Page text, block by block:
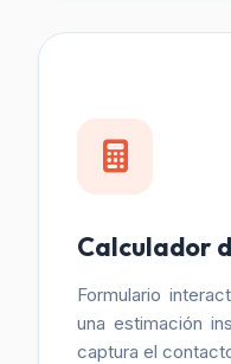
Calculador
Formulario
una estimación
captura el